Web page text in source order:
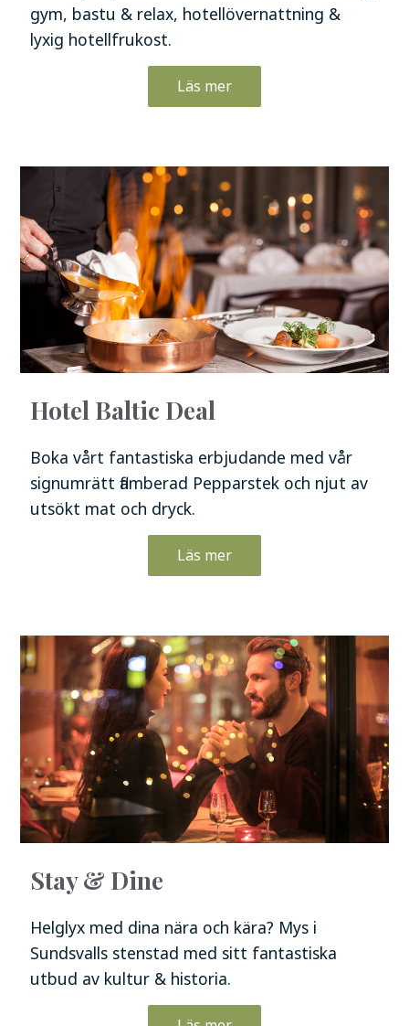
gym, bastu & relax, hotellövernattning &
lyxig hotellfrukost.
Läs mer
Hotel Baltic Deal
Boka vårt fantastiska erbjudande med vår
signumrätt flamberad Pepparstek och njut av
utsökt mat och dryck.
Läs mer
Stay & Dine
Helglyx med dina nära och kära? Mys i
Sundsvalls stenstad med sitt fantastiska
utbud av kultur & historia.